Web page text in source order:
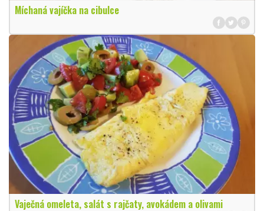
Míchaná vajíčka na cibulce
Vaječná omeleta, salát s rajčaty, avokádem a olivami